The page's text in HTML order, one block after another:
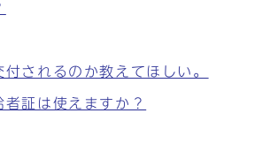
されるのか教えてほしい。
証は使えますか？